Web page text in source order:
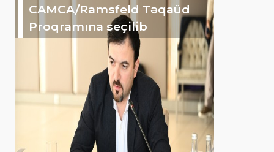
CAMCA/Ramsfeld Təqaüd
Proqramına seçilib